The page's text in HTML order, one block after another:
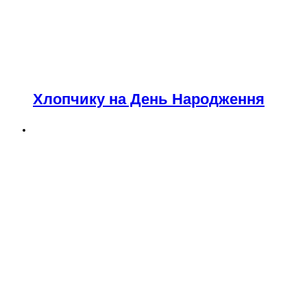
Хлопчику на День Народження